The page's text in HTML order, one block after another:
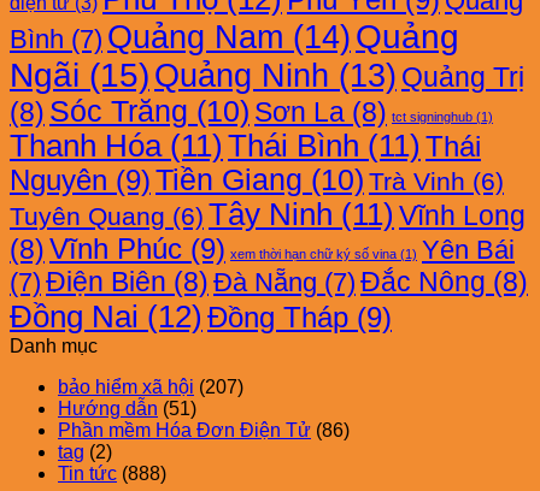
Bình (7) Quảng Nam (14)Quảng
Ngãi (15) Quảng Ninh (13) Quảng Trị
(8) Sóc Trăng (10) Sơn La (8) tct signinghub (1)
Thanh Hóa(11) Thái Bình (11) Thái
Nguyên (9)Tiền Giang (10) Trà Vinh (6)
Tuyên Quang (6) Tây Ninh (11) Vĩnh Long
(8)Vĩnh Phúc (9) xem thời hạn chữ ký số vina (1) Yên Bái
(7) Điện Biên (8) Đà Nẵng (7) Đắc Nông (8)
Đồng Nai (12) Đồng Tháp (9)
Danh mục
bảo hiểm xã hội (207)
Hướng dẫn (51)
Phần mềm Hóa Đơn Điện Tử (86)
tag (2)
Tin tức (888)